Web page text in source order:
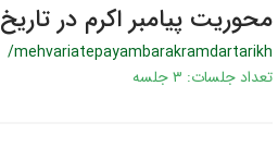
محوریت پیامبر اکرم در تاریخ
/mehvariatepayambarakramdartarikh
تعداد جلسات: ۳ جلسه